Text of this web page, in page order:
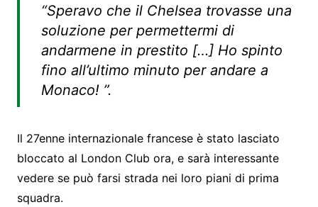
“Speravo che il Chelsea trovasse una
soluzione per permettermi di
andarmene in prestito […] Ho spinto
fino all’ultimo minuto per andare a
Monaco! ”.
Il 27enne internazionale francese è stato lasciato
bloccato al London Club ora, e sarà interessante
vedere se può farsi strada nei loro piani di prima
squadra.